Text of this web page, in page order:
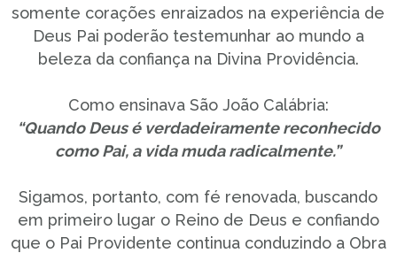
somente corações enraizados na experiência de
Deus Pai poderão testemunhar ao mundo a
beleza da confiança na Divina Providência.
Como ensinava São João Calábria:
“Quando Deus é verdadeiramente reconhecido
como Pai, a vida muda radicalmente.”
Sigamos, portanto, com fé renovada, buscando
em primeiro lugar o Reino de Deus e confiando
que o Pai Providente continua conduzindo a Obra